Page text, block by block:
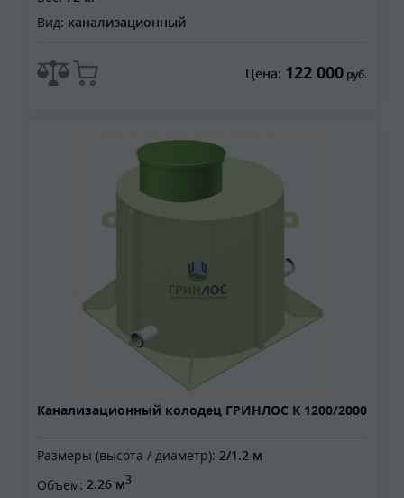
Вид: канализационный
Цена: 122 000 руб.
Канализационный колодец ГРИНЛОС К 1200/2000
Размеры (высота / диаметр): 2/1.2 м
Объем: 2.26 м3